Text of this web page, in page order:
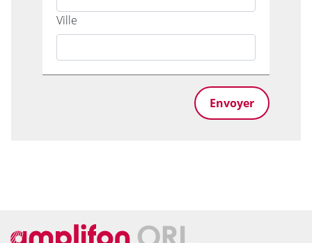
Ville